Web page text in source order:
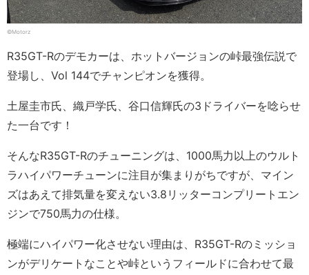
©Motorz
R35GT-Rのデモカーは、ホットバージョンの峠最強伝説で
登場し、Vol 144でチャンピオンを獲得。
土屋圭市氏、織戸学氏、谷口信輝氏の3ドライバーを唸らせ
た一台です！
そんなR35GT-Rのチューニングは、1000馬力以上のウルト
ラハイパワーチューンに注目が集まりがちですが、マイン
ズはあえて排気量を変えない3.8リッターコンプリートエン
ジンで750馬力の仕様。
極端にハイパワー化させない理由は、R35GT-Rのミッショ
ンがデリケートなことや峠というフィールドに合わせて最